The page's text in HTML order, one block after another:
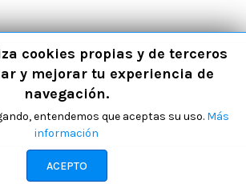
cookies propias y de terceros
y mejorar tu experiencia de
navegación.
entendemos que aceptas su uso. Más
información
ACEPTO